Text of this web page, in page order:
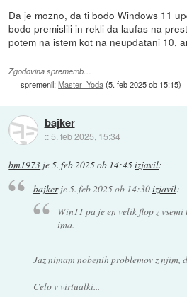
Da je mozno, da ti bodo Windows 11
bodo premislili in rekli da laufas na
potem na istem kot na neupdatani 10,
Zgodovina sprememb…
spremenil:Master_Yoda(5. feb 2025 ob 15:15)
bajker
:: 5. feb 2025, 15:34
bm1973 je5. feb 2025 ob 14:45izjavil:
bajkerje5. feb 2025 ob 14:30izjavil:
Win11 pa je en velik flop z
ima.
Jaz nimam nobenih problemov z njim,
Celo v virtualki...